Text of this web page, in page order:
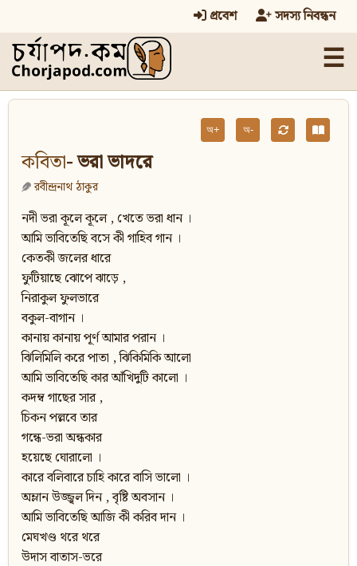
প্রবেশ সদস্য নিবন্ধন
☰
অ+ অ-
কবিতা- ভরা ভাদরে
রবীন্দ্রনাথ ঠাকুর
নদী ভরা কূলে কূলে , খেতে ভরা ধান ।
আমি ভাবিতেছি বসে কী গাহিব গান ।
কেতকী জলের ধারে
ফুটিয়াছে ঝোপে ঝাড়ে ,
নিরাকুল ফুলভারে
বকুল-বাগান ।
কানায় কানায় পূর্ণ আমার পরান ।
ঝিলিমিলি করে পাতা , ঝিকিমিকি আলো
আমি ভাবিতেছি কার আঁখিদুটি কালো ।
কদম্ব গাছের সার ,
চিকন পল্লবে তার
গন্ধে-ভরা অন্ধকার
হয়েছে ঘোরালো ।
কারে বলিবারে চাহি কারে বাসি ভালো ।
অম্লান উজ্জ্বল দিন , বৃষ্টি অবসান ।
আমি ভাবিতেছি আজি কী করিব দান ।
মেঘখণ্ড থরে থরে
উদাস বাতাস-ভরে